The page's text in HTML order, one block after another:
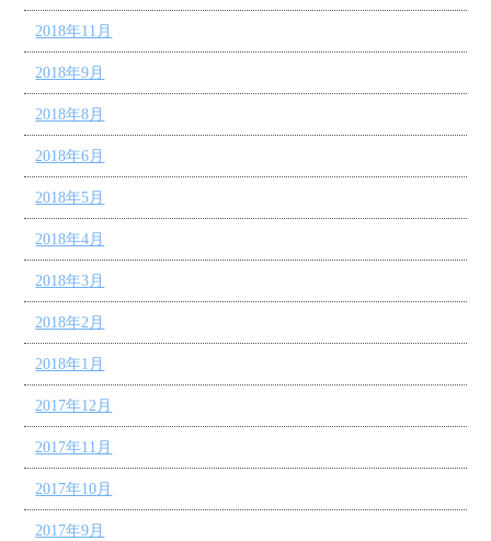
2018年11月
2018年9月
2018年8月
2018年6月
2018年5月
2018年4月
2018年3月
2018年2月
2018年1月
2017年12月
2017年11月
2017年10月
2017年9月